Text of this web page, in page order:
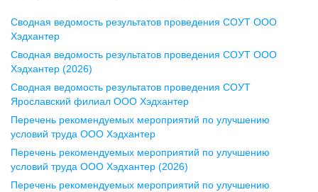
Воронеж
ул. Комиссаржевской, д. 10,
офис 1212
+7 473 280-05-05
pr@vrn.hh.ru
ул. Спартаковская, д. 2А, этаж 3,
помещение 15
Сводная ведомость результатов проведения СОУТ ООО
Хэдхантер
Сводная ведомость результатов проведения СОУТ ООО
Хэдхантер (2026)
Сводная ведомость результатов проведения СОУТ
Ярославский филиал ООО Хэдхантер
Перечень рекомендуемых мероприятий по улучшению
условий труда ООО Хэдхантер
Перечень рекомендуемых мероприятий по улучшению
условий труда ООО Хэдхантер (2026)
Перечень рекомендуемых мероприятий по улучшению